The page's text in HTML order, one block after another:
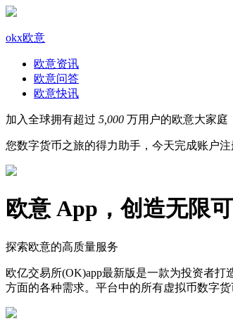
okx欧意
欧意资讯
欧意问答
欧意快讯
加入全球拥有超过 5,000 万用户的欧意大家庭
您数字货币之旅的得力助手，今天完成账户
欧意 App，创造无限
探索欧意的高质量服务
欧亿交易所(OK)app最新版是一款为投资者
方面的各种需求。平台中的所有虚拟币数字